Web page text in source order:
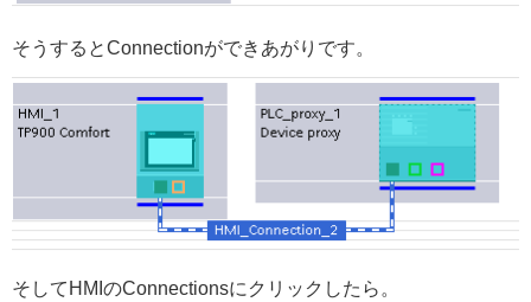
そうするとConnectionができあがりです。
そしてHMIのConnectionsにクリックしたら。